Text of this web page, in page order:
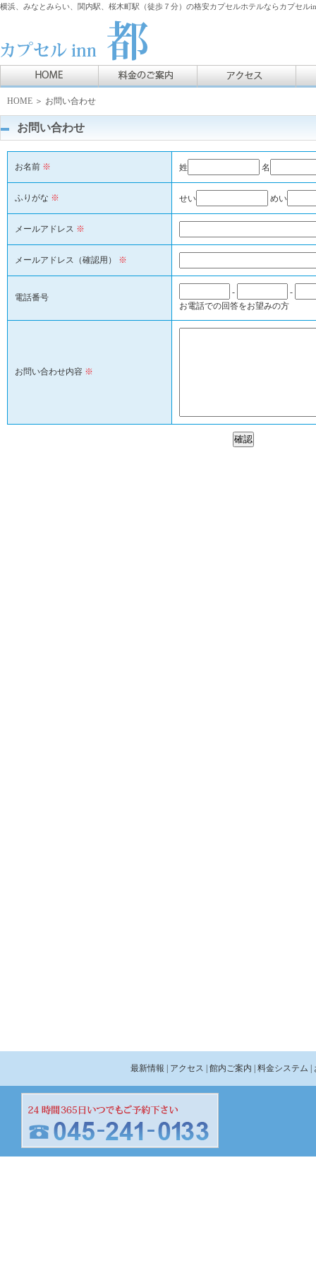
横浜、みなとみらい、関内駅、桜木町駅（徒歩７分）の格安カプセルホテルならカプセル
HOME ＞ お問い合わせ
お問い合わせ
お名前 ※ 姓 名
ふりがな ※ せい めい
メールアドレス ※
メールアドレス（確認用） ※
電話番号
-
-
お電話での回答をお望みの方
お問い合わせ内容 ※
最新情報 | アクセス | 館内ご案内 | 料金システム